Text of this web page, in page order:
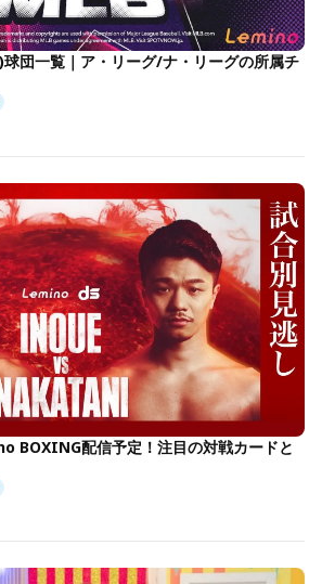
団一覧｜ア・リーグ/ナ・リーグの所属チ
BOXING配信予定！注目の対戦カードと